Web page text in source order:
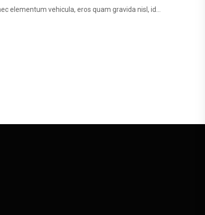
elementum vehicula, eros quam gravida nisl, id...